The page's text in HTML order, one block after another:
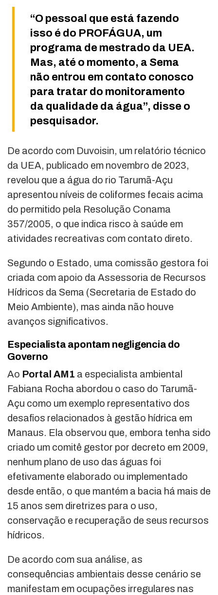
“O pessoal que está fazendo
isso é do PROFÁGUA, um
programa de mestrado da UEA.
Mas, até o momento, a Sema
não entrou em contato conosco
para tratar do monitoramento
da qualidade da água”, disse o
pesquisador.
De acordo com Duvoisin, um relatório técnico
da UEA, publicado em novembro de 2023,
revelou que a água do rio Tarumã-Açu
apresentou níveis de coliformes fecais acima
do permitido pela Resolução Conama
357/2005, o que indica risco à saúde em
atividades recreativas com contato direto.
Segundo o Estado, uma comissão gestora foi
criada com apoio da Assessoria de Recursos
Hídricos da Sema (Secretaria de Estado do
Meio Ambiente), mas ainda não houve
avanços significativos.
Especialista apontam negligencia do
Governo
Ao Portal AM1 a especialista ambiental
Fabiana Rocha abordou o caso do Tarumã-
Açu como um exemplo representativo dos
desafios relacionados à gestão hídrica em
Manaus. Ela observou que, embora tenha sido
criado um comitê gestor por decreto em 2009,
nenhum plano de uso das águas foi
efetivamente elaborado ou implementado
desde então, o que mantém a bacia há mais de
15 anos sem diretrizes para o uso,
conservação e recuperação de seus recursos
hídricos.
De acordo com sua análise, as
consequências ambientais desse cenário se
manifestam em ocupações irregulares nas